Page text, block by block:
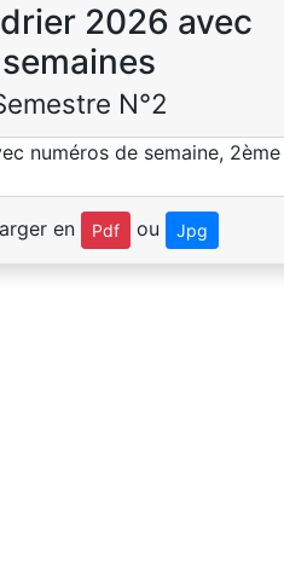
2026 avec
semaines
N°2
en Pdf ou Jpg